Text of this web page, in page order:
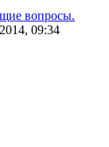
вопросы.
09:34